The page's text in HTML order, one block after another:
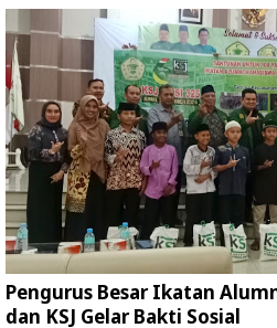
Pengurus Besar Ikatan
dan KSJ Gelar Bakti Sosial